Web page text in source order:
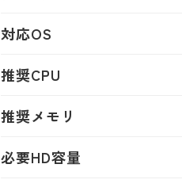
対応OS
推奨CPU
推奨メモリ
必要HD容量